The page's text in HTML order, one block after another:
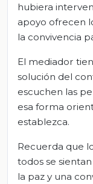
hubiera
apoyo ofrecen
la convivencia
El mediador
solución del
escuchen las
esa forma
establezca.
Recuerda que
todos se
la paz y una